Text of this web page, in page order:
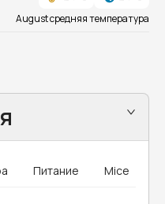
August средняя температура
Питание Mice